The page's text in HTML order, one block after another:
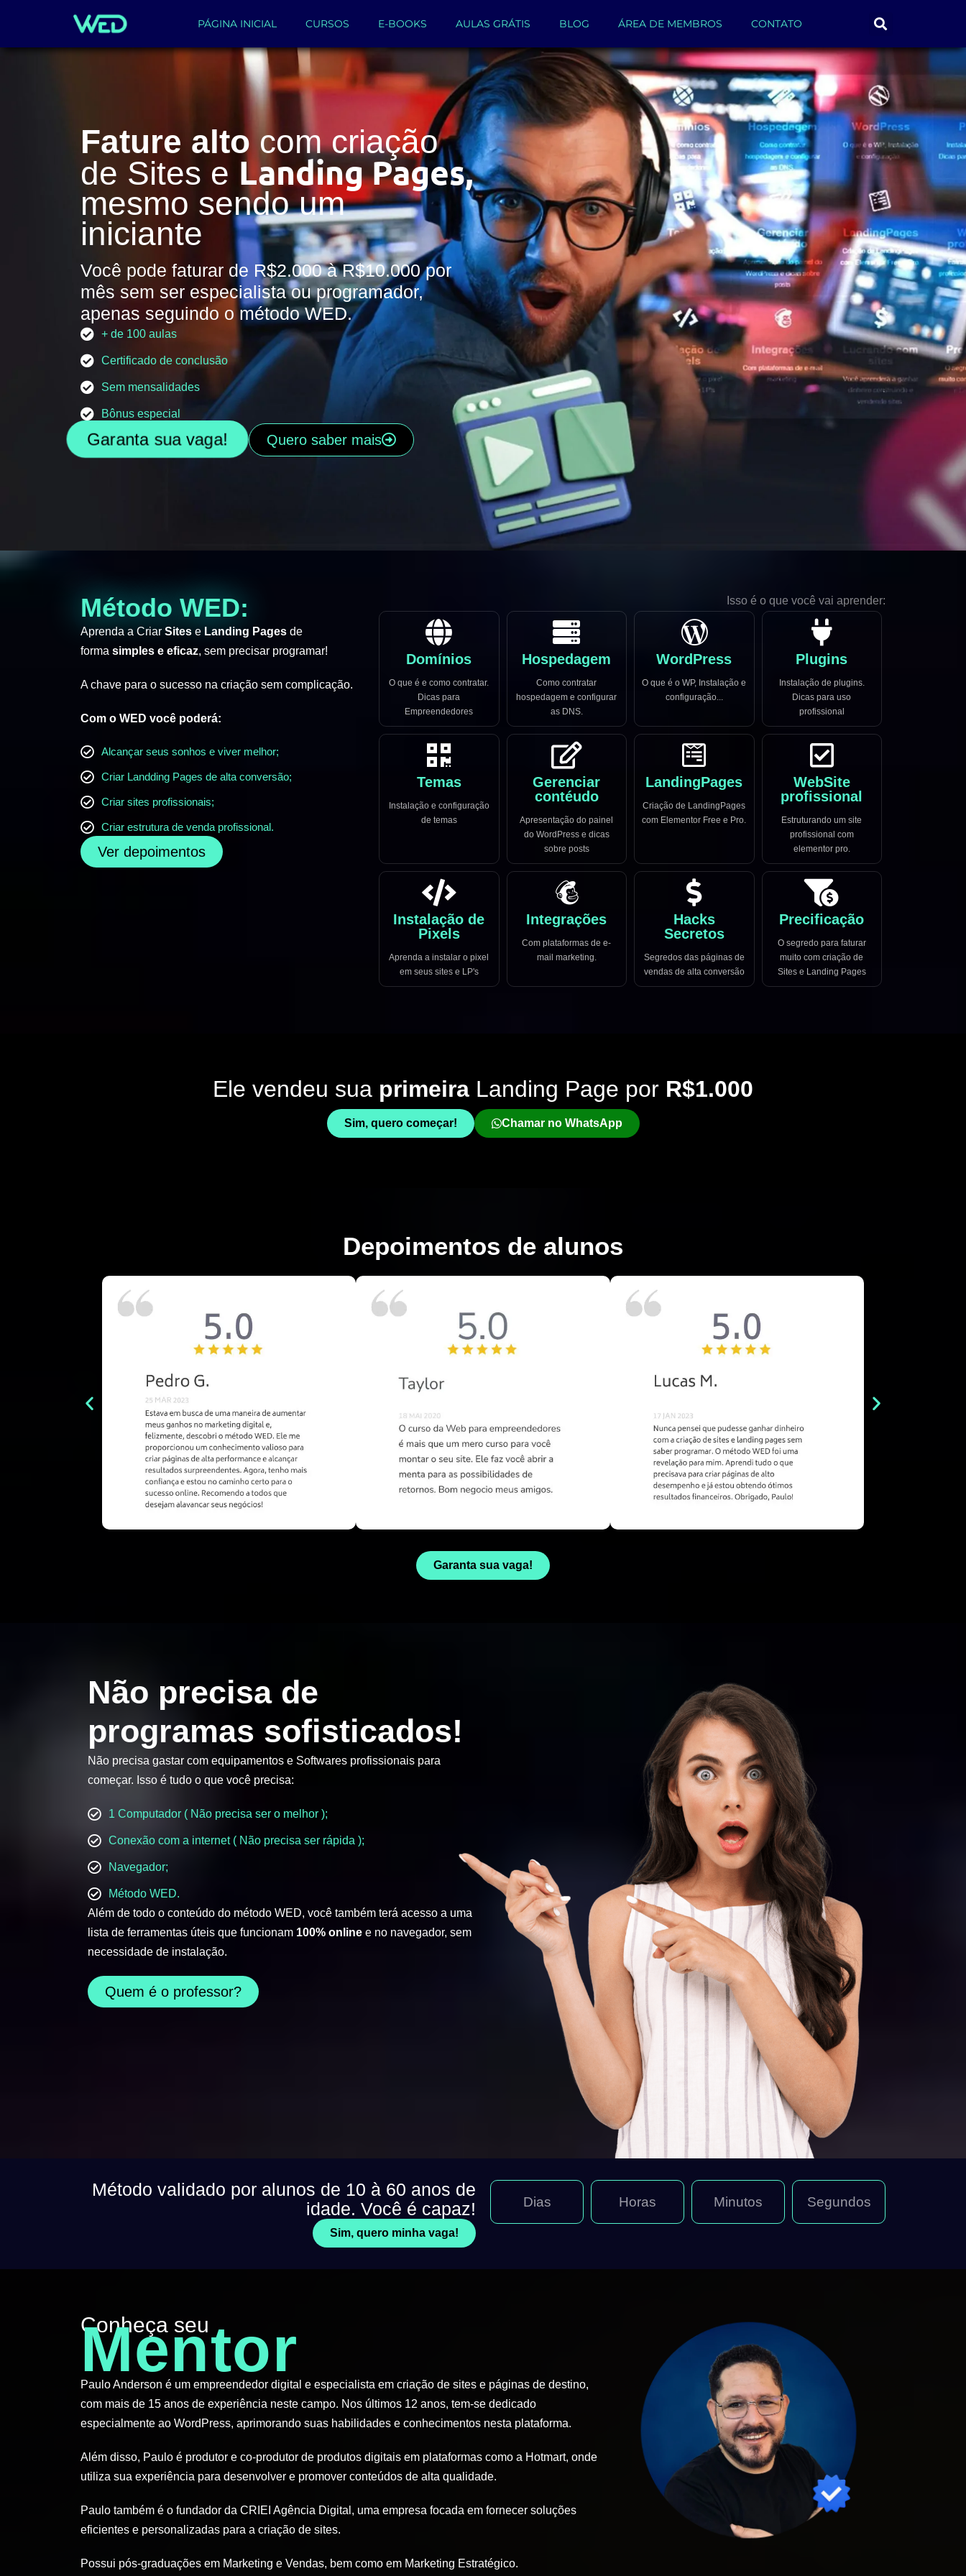
PÁGINA INICIAL CURSOS E-BOOKS AULAS GRÁTIS BLOG ÁREA DE MEMBROS CONTATO
Fature alto com criação
de Sites e Landing Pages,
mesmo sendo um
iniciante
Você pode faturar de R$2.000 à R$10.000 por
mês sem ser especialista ou programador,
apenas seguindo o método WED.
+ de 100 aulas
Certificado de conclusão
Sem mensalidades
Bônus especial
Garanta sua vaga! Quero saber mais
Método WED:
Aprenda a Criar Sites e Landing Pages de
forma simples e eficaz, sem precisar programar!
A chave para o sucesso na criação sem complicação.
Com o WED você poderá:
Alcançar seus sonhos e viver melhor;
Criar Landding Pages de alta conversão;
Criar sites profissionais;
Criar estrutura de venda profissional.
Ver depoimentos
Isso é o que você vai aprender:
Domínios
O que é e como contratar.
Dicas para
Empreendedores
Hospedagem
Como contratar
hospedagem e configurar
as DNS.
WordPress
O que é o WP, Instalação e
configuração...
Plugins
Instalação de plugins.
Dicas para uso
profissional
Temas
Instalação e configuração
de temas
Gerenciar
contéudo
Apresentação do painel
do WordPress e dicas
sobre posts
LandingPages
Criação de LandingPages
com Elementor Free e Pro.
WebSite
profissional
Estruturando um site
profissional com
elementor pro.
Instalação de
Pixels
Aprenda a instalar o pixel
em seus sites e LP's
Integrações
Com plataformas de e-
mail marketing.
Hacks
Secretos
Segredos das páginas de
vendas de alta conversão
Precificação
O segredo para faturar
muito com criação de
Sites e Landing Pages
Ele vendeu sua primeira Landing Page por R$1.000
Sim, quero começar! Chamar no WhatsApp
Depoimentos de alunos
Garanta sua vaga!
Não precisa de
programas sofisticados!
Não precisa gastar com equipamentos e Softwares profissionais para
começar. Isso é tudo o que você precisa:
1 Computador ( Não precisa ser o melhor );
Conexão com a internet ( Não precisa ser rápida );
Navegador;
Método WED.
Além de todo o conteúdo do método WED, você também terá acesso a uma
lista de ferramentas úteis que funcionam 100% online e no navegador, sem
necessidade de instalação.
Quem é o professor?
Método validado por alunos de 10 à 60 anos de
idade. Você é capaz!
Sim, quero minha vaga!
Dias Horas Minutos Segundos
Conheça seu
Mentor
Paulo Anderson é um empreendedor digital e especialista em criação de sites e páginas de destino,
com mais de 15 anos de experiência neste campo. Nos últimos 12 anos, tem-se dedicado
especialmente ao WordPress, aprimorando suas habilidades e conhecimentos nesta plataforma.
Além disso, Paulo é produtor e co-produtor de produtos digitais em plataformas como a Hotmart, onde
utiliza sua experiência para desenvolver e promover conteúdos de alta qualidade.
Paulo também é o fundador da CRIEI Agência Digital, uma empresa focada em fornecer soluções
eficientes e personalizadas para a criação de sites.
Possui pós-graduações em Marketing e Vendas, bem como em Marketing Estratégico.